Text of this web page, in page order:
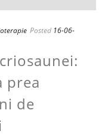
Posted 16-06-
prea
de